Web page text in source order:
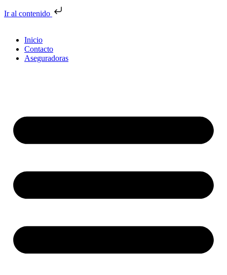
Ir al contenido
Inicio
Contacto
Aseguradoras